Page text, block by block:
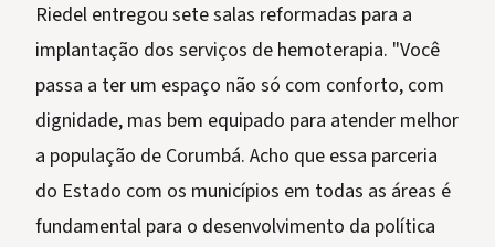
Riedel entregou sete salas reformadas para a
implantação dos serviços de hemoterapia. "Você
passa a ter um espaço não só com conforto, com
dignidade, mas bem equipado para atender melhor
a população de Corumbá. Acho que essa parceria
do Estado com os municípios em todas as áreas é
fundamental para o desenvolvimento da política